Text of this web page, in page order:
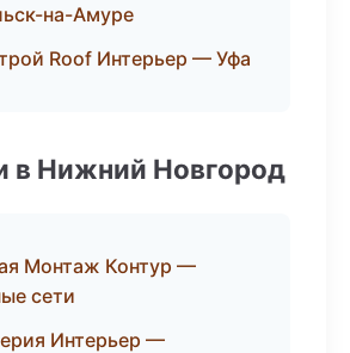
на-Амуре
Roof Интерьер — Уфа
в Нижний Новгород
Монтаж Контур —
сети
Интерьер —